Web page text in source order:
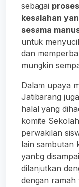
sebagai
kesalahan
sesama
untuk
dan
mungkin
Dalam upaya
Jatibarang
halal yang
komite
perwakilan
lain sambutan
yanbg
dilanjutkan
dengan ramah